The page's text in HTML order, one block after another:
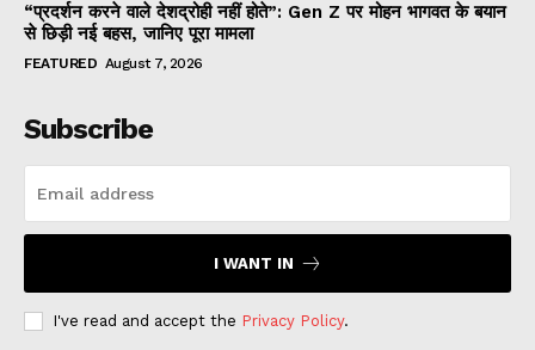
“प्रदर्शन करने वाले देशद्रोही नहीं होते”: Gen Z पर मोहन भागवत के बयान
से छिड़ी नई बहस, जानिए पूरा मामला
FEATURED August 7, 2026
Subscribe
I WANT IN
I've read and accept the Privacy Policy.